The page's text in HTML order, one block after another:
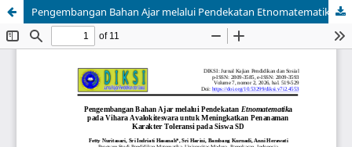
Pengembangan Bahan Ajar melalui Pendekatan Etnomatematika pada Vihara Avalokitesvara untuk Meningkatkan Penanaman Karakter Toleransi pada Siswa SD